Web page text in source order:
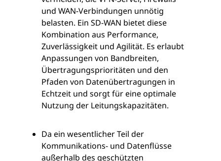
und WAN-Verbindungen unnötig
belasten. Ein SD-WAN bietet diese
Kombination aus Performance,
Zuverlässigkeit und Agilität. Es erlaubt
Anpassungen von Bandbreiten,
Übertragungsprioritäten und den
Pfaden von Datenübertragungen in
Echtzeit und sorgt für eine optimale
Nutzung der Leitungskapazitäten.
Da ein wesentlicher Teil der
Kommunikations- und Datenflüsse
außerhalb des geschützten